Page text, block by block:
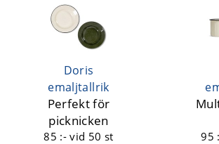
Doris
emaljtallrik
Perfekt för
picknicken
85 :-vid 50 st 95